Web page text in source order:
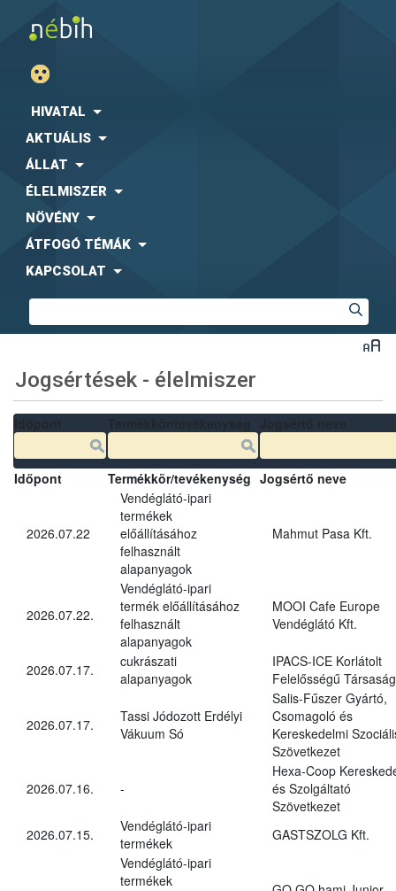
HIVATAL
AKTUÁLIS
ÁLLAT
ÉLELMISZER
NÖVÉNY
ÁTFOGÓ TÉMÁK
KAPCSOLAT
Jogsértések - élelmiszer
Időpont Termékkör/tevékenység Jogsértő neve
2026.07.22
Vendéglátó-ipari
termékek
előállításához
felhasznált
alapanyagok
Mahmut Pasa Kft.
2026.07.22.
Vendéglátó-ipari
termék előállításához
felhasznált
alapanyagok
MOOI Cafe Europe
Vendéglátó Kft.
2026.07.17.
cukrászati
alapanyagok
IPACS-ICE Korlátolt
Felelősségű Társaság
2026.07.17.
Tassi Jódozott Erdélyi
Vákuum Só
Salis-Fűszer Gyártó,
Csomagoló és
Kereskedelmi
Szövetkezet
2026.07.16. -
Hexa-Coop
és Szolgáltató
Szövetkezet
2026.07.15.
Vendéglátó-ipari
termékek
GASTSZOLG Kft.
Vendéglátó-ipari
termékek